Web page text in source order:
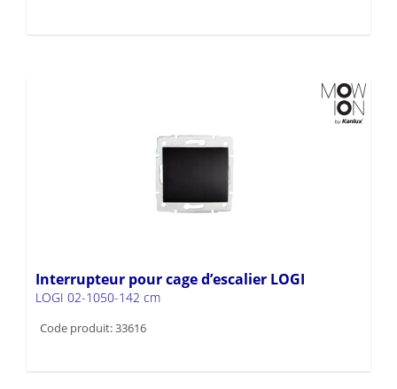
Interrupteur pour cage d’escalier LOGI
LOGI 02-1050-142 cm
Code produit: 33616